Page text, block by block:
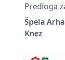
Predloga
Špela
Knez